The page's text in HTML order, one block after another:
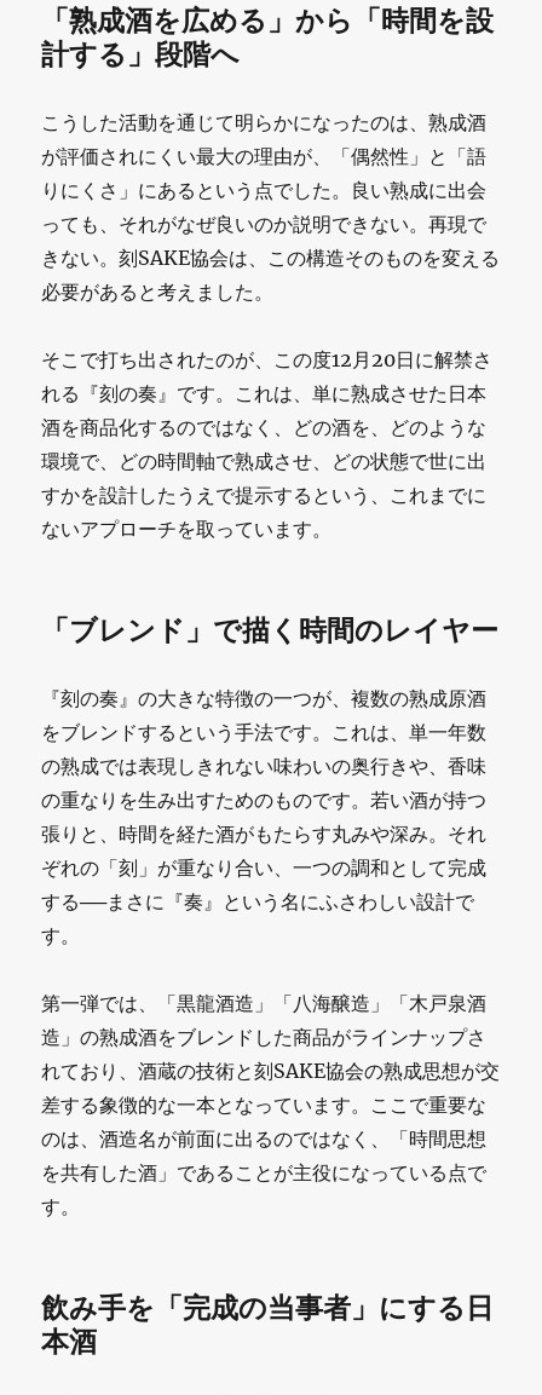
「熟成酒を広める」から「時間を設
計する」段階へ
こうした活動を通じて明らかになったのは、熟成酒
が評価されにくい最大の理由が、「偶然性」と「語
りにくさ」にあるという点でした。良い熟成に出会
っても、それがなぜ良いのか説明できない。再現で
きない。刻SAKE協会は、この構造そのものを変える
必要があると考えました。
そこで打ち出されたのが、この度12月20日に解禁さ
れる『刻の奏』です。これは、単に熟成させた日本
酒を商品化するのではなく、どの酒を、どのような
環境で、どの時間軸で熟成させ、どの状態で世に出
すかを設計したうえで提示するという、これまでに
ないアプローチを取っています。
「ブレンド」で描く時間のレイヤー
『刻の奏』の大きな特徴の一つが、複数の熟成原酒
をブレンドするという手法です。これは、単一年数
の熟成では表現しきれない味わいの奥行きや、香味
の重なりを生み出すためのものです。若い酒が持つ
張りと、時間を経た酒がもたらす丸みや深み。それ
ぞれの「刻」が重なり合い、一つの調和として完成
する──まさに『奏』という名にふさわしい設計で
す。
第一弾では、「黒龍酒造」「八海醸造」「木戸泉酒
造」の熟成酒をブレンドした商品がラインナップさ
れており、酒蔵の技術と刻SAKE協会の熟成思想が交
差する象徴的な一本となっています。ここで重要な
のは、酒造名が前面に出るのではなく、「時間思想
を共有した酒」であることが主役になっている点で
す。
飲み手を「完成の当事者」にする日
本酒